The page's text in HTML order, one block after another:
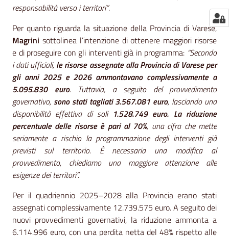
responsabilità verso i territori”.
Per quanto riguarda la situazione della Provincia di Varese,
Magrini sottolinea l’intenzione di ottenere maggiori risorse
e di proseguire con gli interventi già in programma: “Secondo
i dati ufficiali, le risorse assegnate alla Provincia di Varese per
gli anni 2025 e 2026 ammontavano complessivamente a
5.095.830 euro. Tuttavia, a seguito del provvedimento
governativo, sono stati tagliati 3.567.081 euro, lasciando una
disponibilità effettiva di soli 1.528.749 euro. La riduzione
percentuale delle risorse è pari al 70%, una cifra che mette
seriamente a rischio la programmazione degli interventi già
previsti sul territorio. È necessaria una modifica al
provvedimento, chiediamo una maggiore attenzione alle
esigenze dei territori”.
Per il quadriennio 2025–2028 alla Provincia erano stati
assegnati complessivamente 12.739.575 euro. A seguito dei
nuovi provvedimenti governativi, la riduzione ammonta a
6.114.996 euro, con una perdita netta del 48% rispetto alle